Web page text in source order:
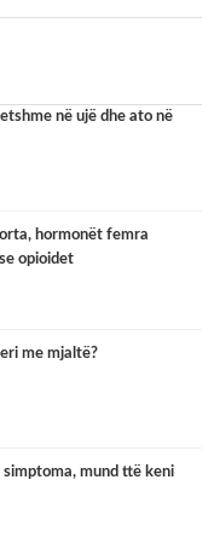
në ujë dhe ato në
hormonët femra
opioidet
me mjaltë?
simptoma, mund ttë keni